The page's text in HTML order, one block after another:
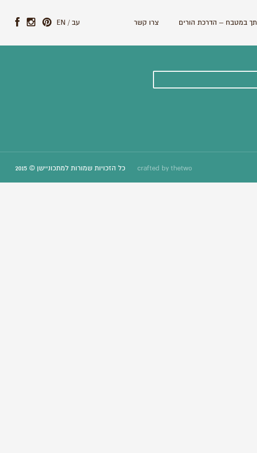
במטבח – הדרכת הורים צרו קשר EN / עב
מתכונים וסיפורים חדשים:
crafted by thetwo כל הזכויות שמורות למתכוניישן © 2015